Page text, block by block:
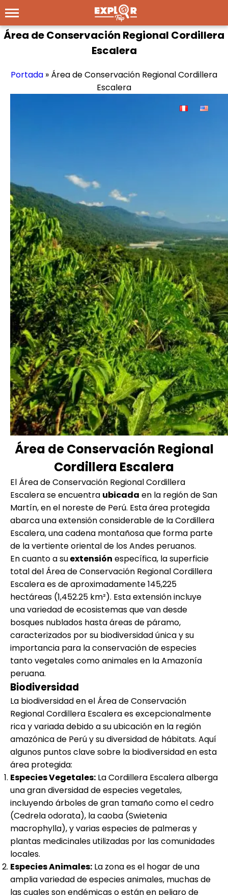
Área de Conservación Regional Cordillera
Escalera
Portada » Área de Conservación Regional Cordillera
Escalera
Área de Conservación Regional
Cordillera Escalera
El Área de Conservación Regional Cordillera
Escalera se encuentra ubicada en la región de San
Martín, en el noreste de Perú. Esta área protegida
abarca una extensión considerable de la Cordillera
Escalera, una cadena montañosa que forma parte
de la vertiente oriental de los Andes peruanos.
En cuanto a suextensión específica, la superficie
total del Área de Conservación Regional Cordillera
Escalera es de aproximadamente 145,225
hectáreas (1,452.25 km²). Esta extensión incluye
una variedad de ecosistemas que van desde
bosques nublados hasta áreas de páramo,
caracterizados por su biodiversidad única y su
importancia para la conservación de especies
tanto vegetales como animales en la Amazonía
peruana.
Biodiversidad
La biodiversidad en el Área de Conservación
Regional Cordillera Escalera es excepcionalmente
rica y variada debido a su ubicación en la región
amazónica de Perú y su diversidad de hábitats. Aquí
algunos puntos clave sobre la biodiversidad en esta
área protegida:
Especies Vegetales: La Cordillera Escalera alberga
una gran diversidad de especies vegetales,
incluyendo árboles de gran tamaño como el cedro
(Cedrela odorata), la caoba (Swietenia
macrophylla), y varias especies de palmeras y
plantas medicinales utilizadas por las comunidades
locales.
Especies Animales: La zona es el hogar de una
amplia variedad de especies animales, muchas de
las cuales son endémicas o están en peligro de